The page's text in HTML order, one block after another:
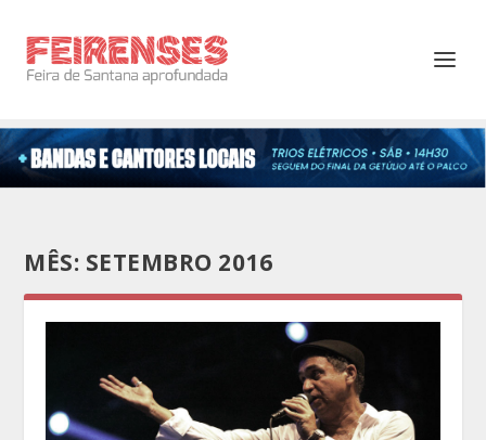
MÊS: SETEMBRO 2016